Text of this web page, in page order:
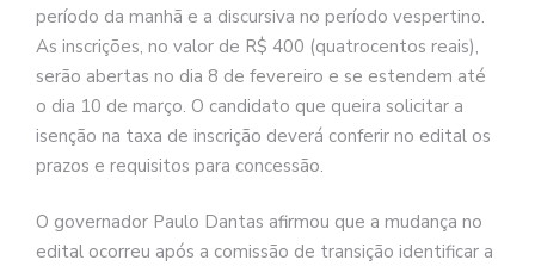
período da manhã e a discursiva no período vespertino.
As inscrições, no valor de R$ 400 (quatrocentos reais),
serão abertas no dia 8 de fevereiro e se estendem até
o dia 10 de março. O candidato que queira solicitar a
isenção na taxa de inscrição deverá conferir no edital os
prazos e requisitos para concessão.
O governador Paulo Dantas afirmou que a mudança no
edital ocorreu após a comissão de transição identificar a